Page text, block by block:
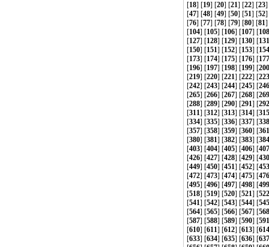
[18] [19] [20] [21] [22] [23]
[47] [48] [49] [50] [51] [52]
[76] [77] [78] [79] [80] [81]
[104] [105] [106] [107] [108
[127] [128] [129] [130] [131
[150] [151] [152] [153] [154
[173] [174] [175] [176] [177
[196] [197] [198] [199] [200
[219] [220] [221] [222] [223
[242] [243] [244] [245] [246
[265] [266] [267] [268] [269
[288] [289] [290] [291] [292
[311] [312] [313] [314] [315
[334] [335] [336] [337] [338
[357] [358] [359] [360] [361
[380] [381] [382] [383] [384
[403] [404] [405] [406] [407
[426] [427] [428] [429] [430
[449] [450] [451] [452] [453
[472] [473] [474] [475] [476
[495] [496] [497] [498] [499
[518] [519] [520] [521] [522
[541] [542] [543] [544] [545
[564] [565] [566] [567] [568
[587] [588] [589] [590] [591
[610] [611] [612] [613] [614
[633] [634] [635] [636] [637